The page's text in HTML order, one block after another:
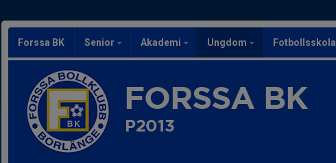
Forssa BK Senior Akademi Ungdom Fotbollsskola
FORSSA BK
P2013